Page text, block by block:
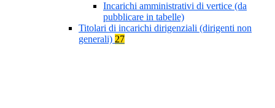
Incarichi amministrativi di vertice (da
pubblicare in tabelle)
Titolari di incarichi dirigenziali (dirigenti non
generali) 27